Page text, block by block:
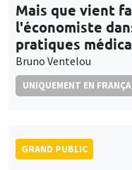
Mais que vient
l'économiste
pratiques
Bruno Ventelou
UNIQUEMENT EN
GRAND PUBLIC